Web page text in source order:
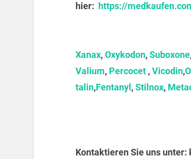
hier: https://
Xanax,Oxykodon,Suboxone
Valium, Percocet,Vicodin,
talin,Fentanyl ,Stilnox,
Kontaktieren Sie uns unter: